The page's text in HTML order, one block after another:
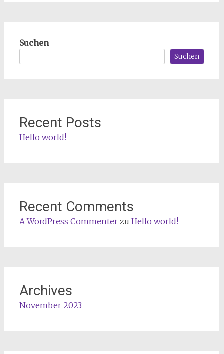
Suchen
Suchen
Recent Posts
Hello world!
Recent Comments
A WordPress Commenterzu Hello world!
Archives
November 2023